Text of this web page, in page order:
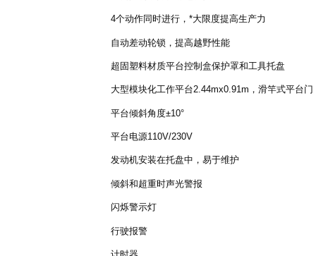
4个动作同时进行，*大限度提高生产力
自动差动轮锁，提高越野性能
超固塑料材质平台控制盒保护罩和工具托盘
大型模块化工作平台2.44mx0.91m，滑竿式平台门
平台倾斜角度±10°
平台电源110V/230V
发动机安装在托盘中，易于维护
倾斜和超重时声光警报
闪烁警示灯
行驶报警